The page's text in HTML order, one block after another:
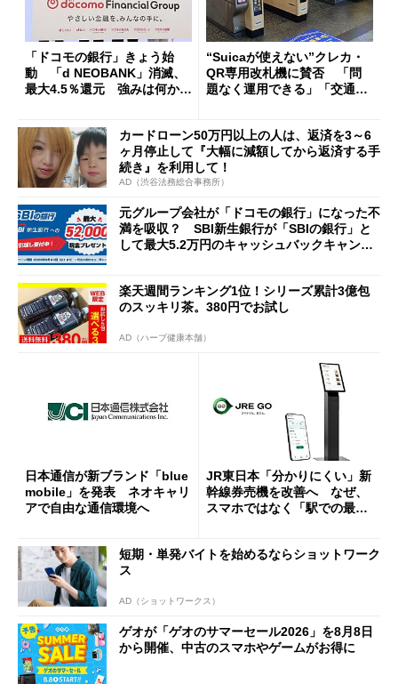
「ドコモの銀行」きょう始
動 「d NEOBANK」消滅、
最大4.5％還元 強みは何か解
“Suicaが使えない”クレカ・
QR専用改札機に賛否 「問
題なく運用できる」「交通系I
カードローン50万円以上の人は、返済を3～6
ヶ月停止して『大幅に減額してから返済する手
続き』を利用して！
AD（渋谷法務総合事務所）
元グループ会社が「ドコモの銀行」になった不
満を吸収？ SBI新生銀行が「SBIの銀行」と
して最大5.2万円のキャッシュバックキャンペ
楽天週間ランキング1位！シリーズ累計3億包
のスッキリ茶。380円でお試し
AD（ハーブ健康本舗）
日本通信が新ブランド「blue
mobile」を発表 ネオキャリ
アで自由な通信環境へ
JR東日本「分かりにくい」新
幹線券売機を改善へ なぜ、
スマホではなく「駅での最短
短期・単発バイトを始めるならショットワーク
ス
AD（ショットワークス）
ゲオが「ゲオのサマーセール2026」を8月8日
から開催、中古のスマホやゲームがお得に